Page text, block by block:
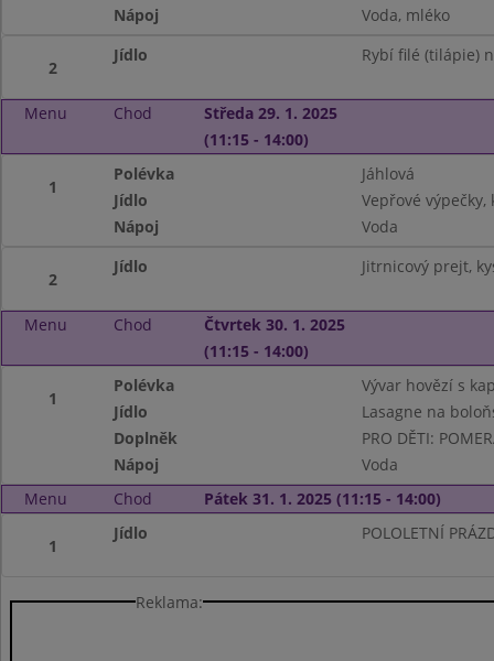
Nápoj
Voda, mléko
2
Jídlo Rybí filé (tilápie)
Menu Chod
Středa 29. 1. 2025
(11:15 - 14:00)
1
Polévka
Jáhlová
Jídlo
Vepřové
Nápoj
Voda
2
Jídlo Jitrnicový prejt,
Menu Chod
Čtvrtek 30. 1. 2025
(11:15 - 14:00)
1
Polévka
Vývar hovězí s
Jídlo
Lasagne na
Doplněk
PRO DĚTI:
Nápoj
Voda
Menu
Chod Pátek 31. 1. 2025 (11:15 - 14:00)
1
Jídlo POLOLETNÍ
Reklama: